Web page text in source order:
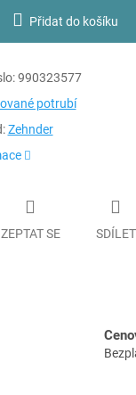
Přidat do košíku
990323577
potrubí
Zehnder
ZEPTAT SE SDÍLET